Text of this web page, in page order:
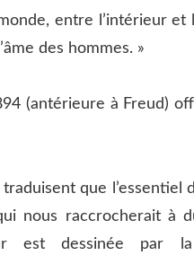
entre l’intérieur et
des hommes. »
(antérieure à Freud)
que l’essentiel
nous raccrocherait à
est dessinée par